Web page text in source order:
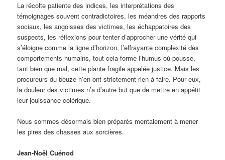
La récolte patiente des indices, les interprétations des
témoignages souvent contradictoires, les méandres des rapports
sociaux, les angoisses des victimes, les échappatoires des
suspects, les réflexions pour tenter d’approcher une vérité qui
s’éloigne comme la ligne d’horizon, l’effrayante complexité des
comportements humains, tout cela forme l’humus où pousse,
tant bien que mal, cette plante fragile appelée justice. Mais les
procureurs du beuze n’en ont strictement rien à faire. Pour eux,
la douleur des victimes n’a d’autre but que de mettre en appétit
leur jouissance colérique.
Nous sommes désormais bien préparés mentalement à mener
les pires des chasses aux sorcières.
Jean-Noël Cuénod